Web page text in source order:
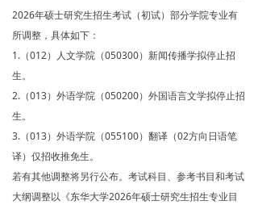
2026年硕士研究生招生考试（初试）部分学院专业有
所调整，具体如下：
1.（012）人文学院（050300）新闻传播学拟停止招
生。
2.（013）外语学院 （050200）外国语言文学拟停止招
生。
3.（013） 外语学院（055100）翻译（02方向日语笔
译）仅招收推免生。
若有其他调整将另行公布。考试科目、参考书目和考试
大纲调整以《东华大学2026年硕士研究生招生专业目